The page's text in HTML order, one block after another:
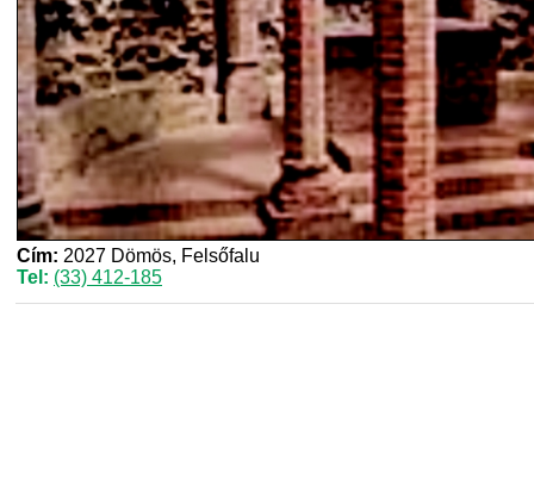
Cím: 2027 Dömös, Felsőfalu
Tel: (33) 412-185